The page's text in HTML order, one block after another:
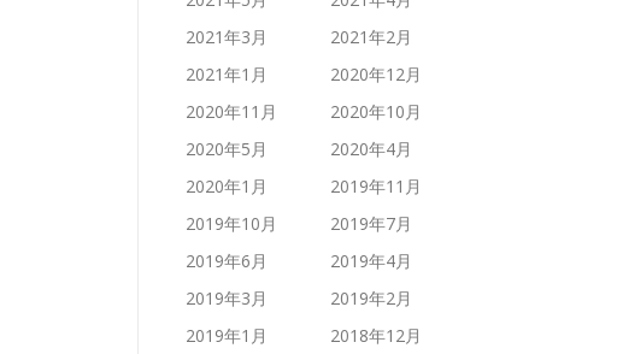
2021年3月
2021年2月
2021年1月
2020年12月
2020年11月
2020年10月
2020年5月
2020年4月
2020年1月
2019年11月
2019年10月
2019年7月
2019年6月
2019年4月
2019年3月
2019年2月
2019年1月
2018年12月